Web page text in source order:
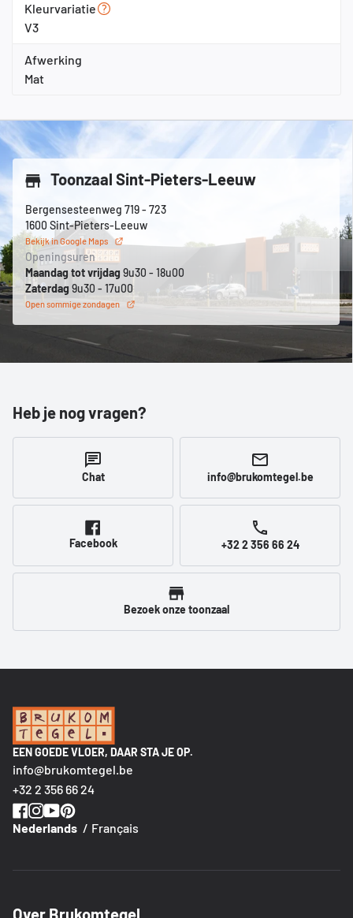
Kleurvariatie
V3
Afwerking
Mat
Toonzaal Sint-Pieters-Leeuw
Bergensesteenweg 719 - 723
1600 Sint-Pieters-Leeuw
Bekijk in Google Maps
Openingsuren
Maandag tot vrijdag 9u30 - 18u00
Zaterdag 9u30 - 17u00
Open sommige zondagen
Heb je nog vragen?
Chat info@brukomtegel.be
Facebook +32 2 356 66 24
Bezoek onze toonzaal
EEN GOEDE VLOER, DAAR STA JE OP.
info@brukomtegel.be
+32 2 356 66 24
Nederlands Français
Over Brukomtegel